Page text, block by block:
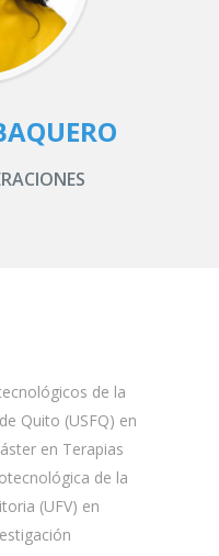
de la
Quito (USFQ) en
en Terapias
de la
(UFV) en